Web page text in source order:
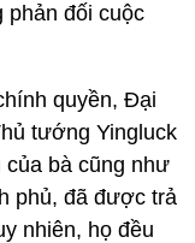
phản đối cuộc
quyền, Đại
tướng Yingluck
bà cũng như
phủ, đã được trả
nhiên, họ đều